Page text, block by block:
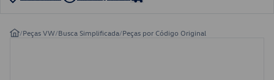
/Peças VW/Busca Simplificada/Peças por Código Original